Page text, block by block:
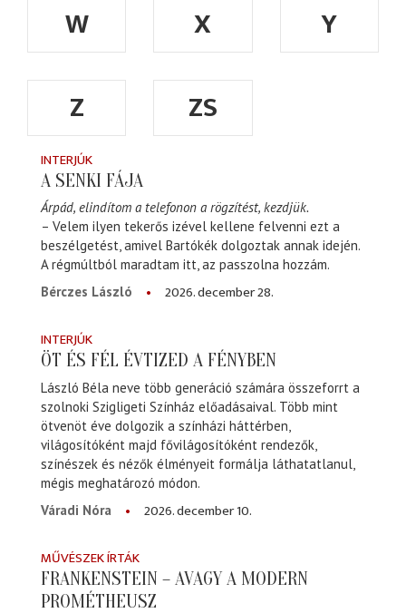
W
X
Y
Z
ZS
INTERJÚK
A SENKI FÁJA
Árpád, elindítom a telefonon a rögzítést, kezdjük.
– Velem ilyen tekerős izével kellene felvenni ezt a
beszélgetést, amivel Bartókék dolgoztak annak idején.
A régmúltból maradtam itt, az passzolna hozzám.
Bérczes László
2026. december 28.
INTERJÚK
ÖT ÉS FÉL ÉVTIZED A FÉNYBEN
László Béla neve több generáció számára összeforrt a
szolnoki Szigligeti Színház előadásaival. Több mint
ötvenöt éve dolgozik a színházi háttérben,
világosítóként majd fővilágosítóként rendezők,
színészek és nézők élményeit formálja láthatatlanul,
mégis meghatározó módon.
Váradi Nóra
2026. december 10.
MŰVÉSZEK ÍRTÁK
FRANKENSTEIN – AVAGY A MODERN
PROMÉTHEUSZ